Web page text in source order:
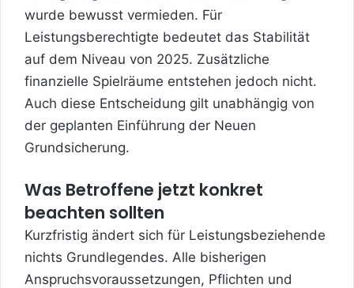
wurde bewusst vermieden. Für
Leistungsberechtigte bedeutet das Stabilität
auf dem Niveau von 2025. Zusätzliche
finanzielle Spielräume entstehen jedoch nicht.
Auch diese Entscheidung gilt unabhängig von
der geplanten Einführung der Neuen
Grundsicherung.
Was Betroffene jetzt konkret
beachten sollten
Kurzfristig ändert sich für Leistungsbeziehende
nichts Grundlegendes. Alle bisherigen
Anspruchsvoraussetzungen, Pflichten und